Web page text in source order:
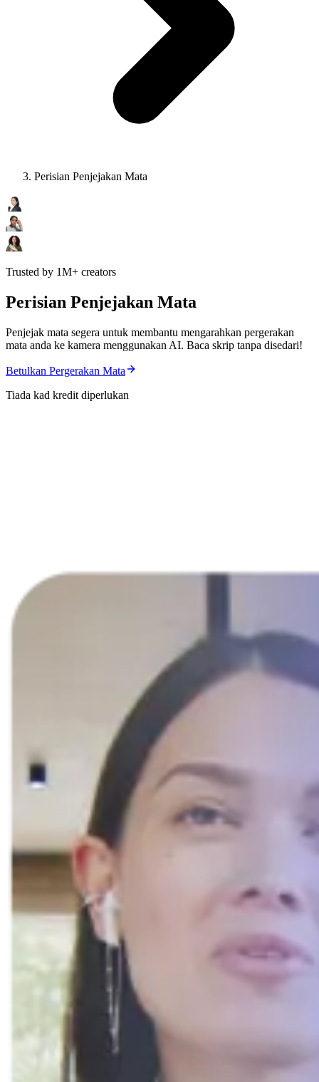
Perisian Penjejakan Mata
Trusted by 1M+ creators
Perisian Penjejakan Mata
Penjejak mata segera untuk membantu mengarahkan pergerakan
mata anda ke kamera menggunakan AI. Baca skrip tanpa disedari!
Betulkan Pergerakan Mata
Tiada kad kredit diperlukan